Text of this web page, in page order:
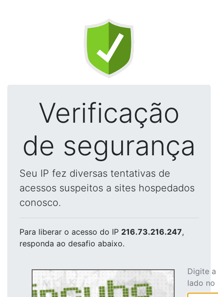
Verificação
de segurança
Seu IP fez diversas tentativas de
acessos suspeitos a sites hospedados
conosco.
Para liberar o acesso do IP 216.73.216.247,
responda ao desafio abaixo.
Digite
lado no